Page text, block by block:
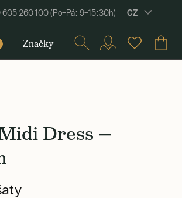
260 100 (Po–Pá: 9–15:30h) CZ
Značky
Dress —